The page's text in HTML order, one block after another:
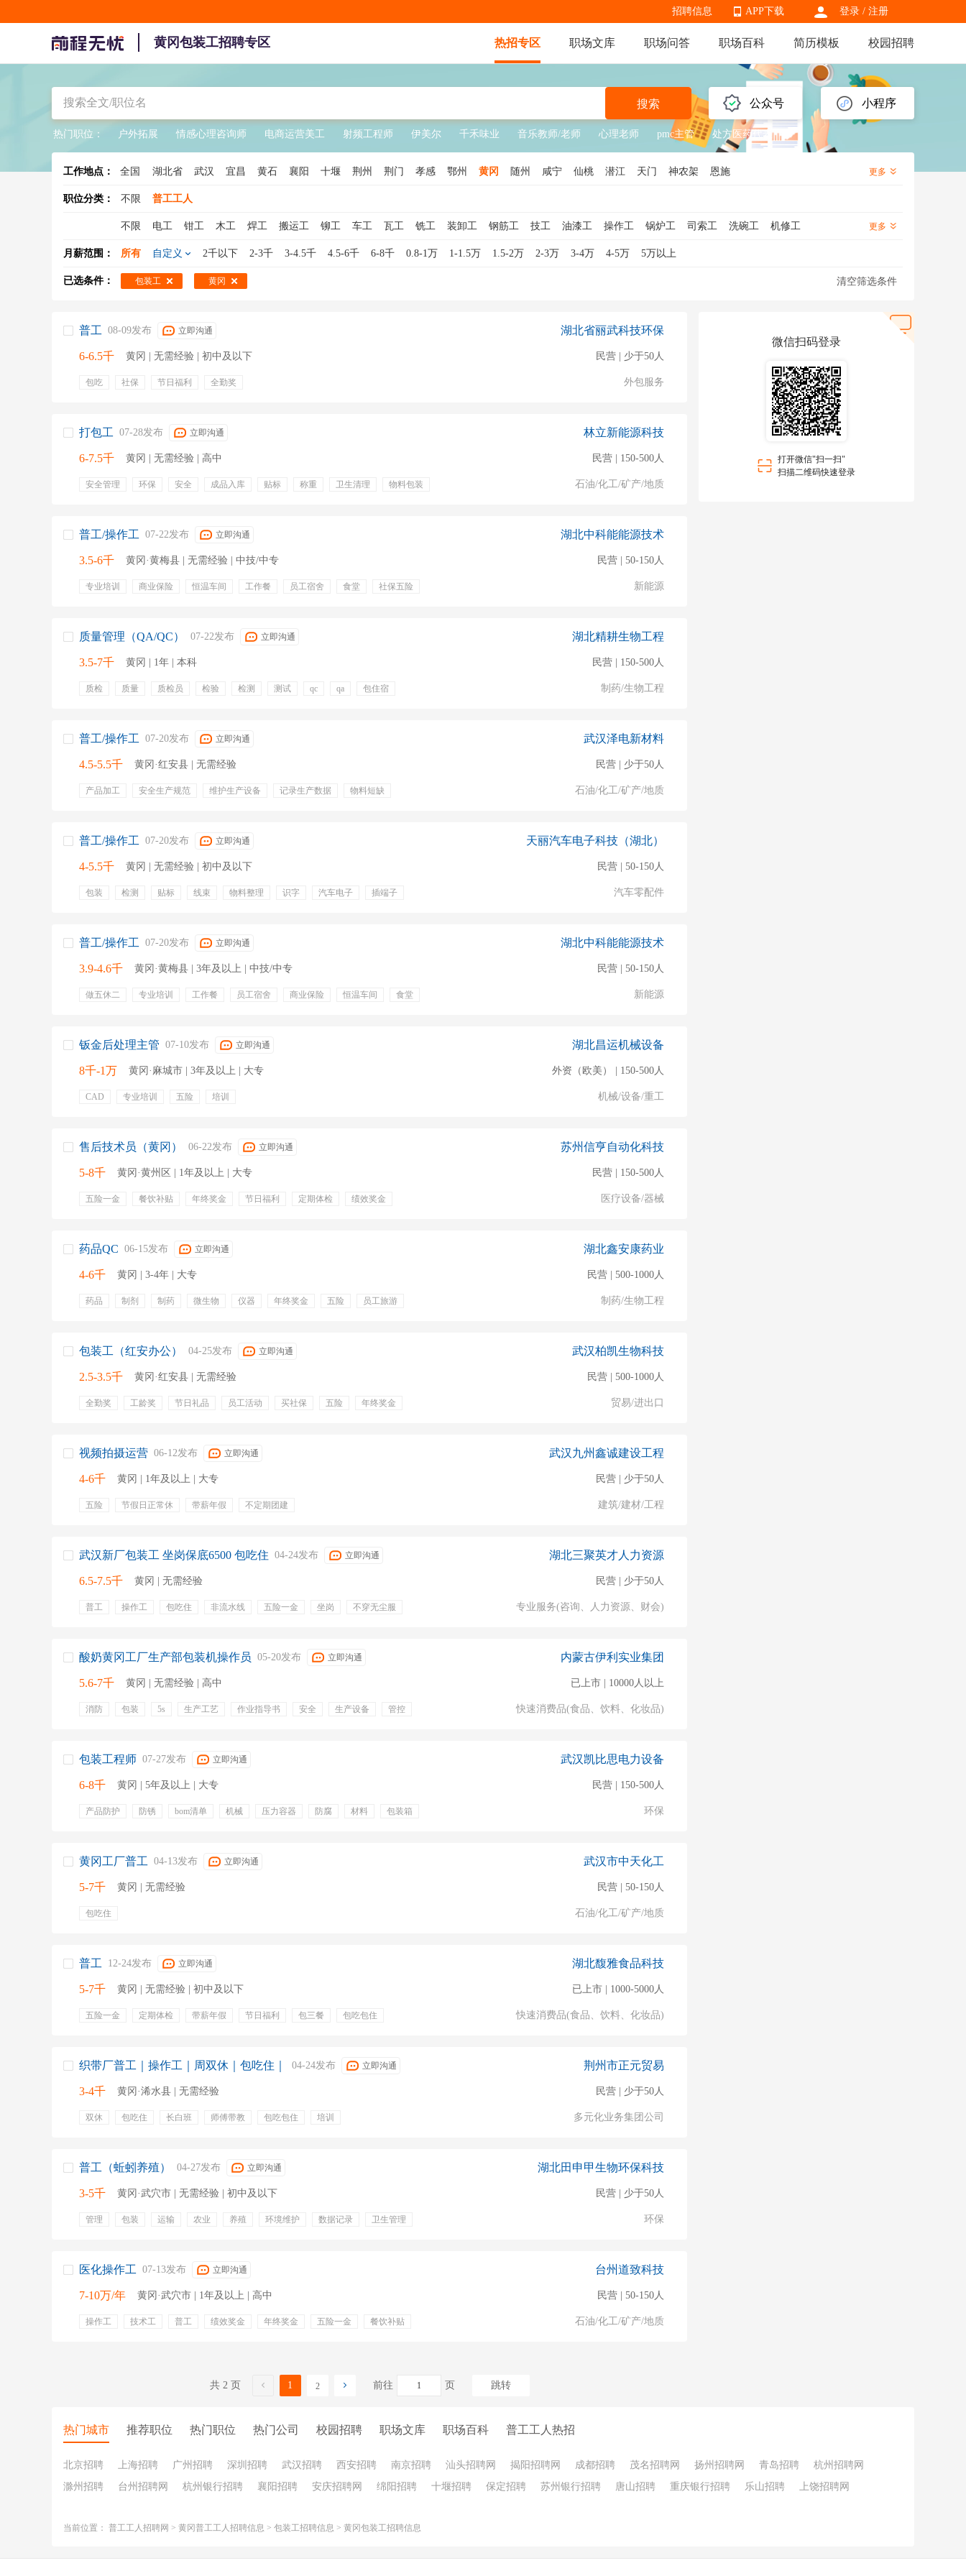
登录 / 注册
APP下载
APP下载
招聘信息
黄冈包装工招聘专区 热招专区 职场文库 职场问答 职场百科 简历模板 校园招聘
公众号 小程序
搜索
热门职位： 户外拓展 情感心理咨询师 电商运营美工 射频工程师 伊美尔 千禾味业 音乐教师/老师 心理老师 pmc主管 处方医药代表
工作地点： 全国 湖北省 武汉 宜昌 黄石 襄阳 十堰 荆州 荆门 孝感 鄂州 黄冈 随州 咸宁 仙桃 潜江 天门 神农架 恩施 更多
职位分类： 不限 普工工人
不限 电工 钳工 木工 焊工 搬运工 铆工 车工 瓦工 铣工 装卸工 钢筋工 技工 油漆工 操作工 锅炉工 司索工 洗碗工
机修工
水工
缝纫工 冲压工 注塑工 钣金工 送水工 学徒工 管道工 包装工 水暖工 仪表工 模具工 数控车工 绿化工
更多
月薪范围： 所有 自定义 2千以下 2-3千 3-4.5千 4.5-6千 6-8千 0.8-1万 1-1.5万 1.5-2万 2-3万 3-4万 4-5万 5万以上
已选条件： 包装工 黄冈 清空筛选条件
普工 08-09发布 立即沟通
6-6.5千 黄冈 | 无需经验 | 初中及以下
包吃 社保 节日福利 全勤奖
湖北省丽武科技环保
民营 | 少于50人
外包服务
打包工 07-28发布 立即沟通
6-7.5千 黄冈 | 无需经验 | 高中
安全管理 环保 安全 成品入库 贴标 称重 卫生清理
物料包装
林立新能源科技
民营 | 150-500人
石油/化工/矿产/地质
普工/操作工 07-22发布 立即沟通
3.5-6千 黄冈·黄梅县 | 无需经验 | 中技/中专
专业培训 商业保险 恒温车间 工作餐 员工宿舍 食堂
社保五险
湖北中科能能源技术
民营 | 50-150人
新能源
质量管理（QA/QC） 07-22发布 立即沟通
3.5-7千 黄冈 | 1年 | 本科
质检 质量 质检员 检验 检测 测试 qc qa
包住宿
湖北精耕生物工程
民营 | 150-500人
制药/生物工程
普工/操作工 07-20发布 立即沟通
4.5-5.5千 黄冈·红安县 | 无需经验
产品加工 安全生产规范 维护生产设备 记录生产数据
物料短缺
武汉泽电新材料
民营 | 少于50人
石油/化工/矿产/地质
普工/操作工 07-20发布 立即沟通
4-5.5千 黄冈 | 无需经验 | 初中及以下
包装 检测 贴标 线束 物料整理 识字 汽车电子
插端子
补贴
全勤
天丽汽车电子科技（湖北）
民营 | 50-150人
汽车零配件
普工/操作工 07-20发布 立即沟通
3.9-4.6千 黄冈·黄梅县 | 3年及以上 | 中技/中专
做五休二 专业培训 工作餐 员工宿舍 商业保险 恒温车间
食堂
湖北中科能能源技术
民营 | 50-150人
新能源
钣金后处理主管 07-10发布 立即沟通
8千-1万 黄冈·麻城市 | 3年及以上 | 大专
CAD 专业培训 五险 培训
湖北昌运机械设备
外资（欧美） | 150-500人
机械/设备/重工
售后技术员（黄冈） 06-22发布 立即沟通
5-8千 黄冈·黄州区 | 1年及以上 | 大专
五险一金 餐饮补贴 年终奖金 节日福利 定期体检 绩效奖金
苏州信亨自动化科技
民营 | 150-500人
医疗设备/器械
药品QC 06-15发布 立即沟通
4-6千 黄冈 | 3-4年 | 大专
药品 制剂 制药 微生物 仪器 年终奖金 五险
员工旅游
湖北鑫安康药业
民营 | 500-1000人
制药/生物工程
包装工（红安办公） 04-25发布 立即沟通
2.5-3.5千 黄冈·红安县 | 无需经验
全勤奖 工龄奖 节日礼品 员工活动 买社保 五险
年终奖金
武汉柏凯生物科技
民营 | 500-1000人
贸易/进出口
视频拍摄运营 06-12发布 立即沟通
4-6千 黄冈 | 1年及以上 | 大专
五险 节假日正常休 带薪年假 不定期团建
武汉九州鑫诚建设工程
民营 | 少于50人
建筑/建材/工程
武汉新厂包装工 坐岗保底6500 包吃住 04-24发布 立即沟通
6.5-7.5千 黄冈 | 无需经验
普工 操作工 包吃住 非流水线 五险一金 坐岗
不穿无尘服
湖北三聚英才人力资源
民营 | 少于50人
专业服务(咨询、人力资源、财会)
酸奶黄冈工厂生产部包装机操作员 05-20发布 立即沟通
5.6-7千 黄冈 | 无需经验 | 高中
消防 包装 5s 生产工艺 作业指导书 安全 生产设备
管控
内蒙古伊利实业集团
已上市 | 10000人以上
快速消费品(食品、饮料、化妆品)
包装工程师 07-27发布 立即沟通
6-8千 黄冈 | 5年及以上 | 大专
产品防护 防锈 bom清单 机械 压力容器 防腐 材料
包装箱
武汉凯比思电力设备
民营 | 150-500人
环保
黄冈工厂普工 04-13发布 立即沟通
5-7千 黄冈 | 无需经验
包吃住
武汉市中天化工
民营 | 50-150人
石油/化工/矿产/地质
普工 12-24发布 立即沟通
5-7千 黄冈 | 无需经验 | 初中及以下
五险一金 定期体检 带薪年假 节日福利 包三餐 包吃包住
湖北馥雅食品科技
已上市 | 1000-5000人
快速消费品(食品、饮料、化妆品)
织带厂普工｜操作工｜周双休｜包吃住｜ 04-24发布 立即沟通
3-4千 黄冈·浠水县 | 无需经验
双休 包吃住 长白班 师傅带教 包吃包住 培训
荆州市正元贸易
民营 | 少于50人
多元化业务集团公司
普工（蚯蚓养殖） 04-27发布 立即沟通
3-5千 黄冈·武穴市 | 无需经验 | 初中及以下
管理 包装 运输 农业 养殖 环境维护 数据记录
卫生管理
湖北田申甲生物环保科技
民营 | 少于50人
环保
医化操作工 07-13发布 立即沟通
7-10万/年 黄冈·武穴市 | 1年及以上 | 高中
操作工 技术工 普工 绩效奖金 年终奖金 五险一金
餐饮补贴
台州道致科技
民营 | 50-150人
石油/化工/矿产/地质
共 2 页 1 2 前往 页 跳转
微信扫码登录
打开微信"扫一扫"
扫描二维码快速登录
热门城市 推荐职位 热门职位 热门公司 校园招聘 职场文库 职场百科 普工工人热招
北京招聘 上海招聘 广州招聘 深圳招聘 武汉招聘 西安招聘 南京招聘 汕头招聘网 揭阳招聘网 成都招聘 茂名招聘网 扬州招聘网 青岛招聘
杭州招聘网
滁州招聘
台州招聘网 杭州银行招聘 襄阳招聘 安庆招聘网 绵阳招聘 十堰招聘 保定招聘 苏州银行招聘 唐山招聘 重庆银行招聘 乐山招聘 上饶招聘网
当前位置： 普工工人招聘网 > 黄冈普工工人招聘信息 > 包装工招聘信息 > 黄冈包装工招聘信息